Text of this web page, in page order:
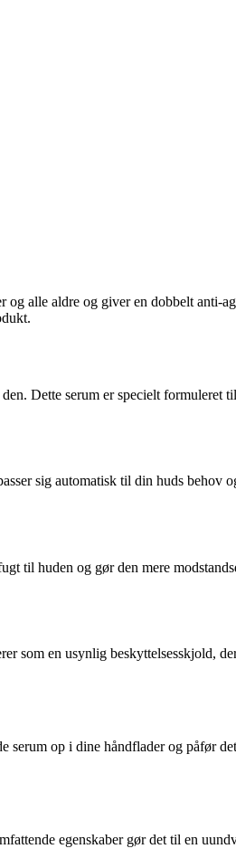
alle aldre og giver en dobbelt anti-
Dette serum er specielt formuleret
sig automatisk til din huds behov
til huden og gør den mere
som en usynlig beskyttelsesskjold,
serum op i dine håndflader og påfør
egenskaber gør det til en